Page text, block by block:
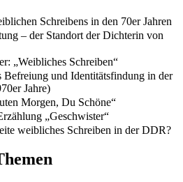
Schreibens in den 70er Jahren
– der Standort der Dichterin von
„Weibliches Schreiben“
Befreiung und Identitätsfindung in der
Jahre)
Morgen, Du Schöne“
„Geschwister“
weibliches Schreiben in der DDR?